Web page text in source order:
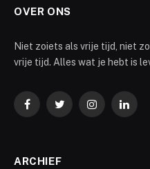
OVER ONS
Niet zoiets als vrije tijd, niet
vrije tijd. Alles wat je hebt is
FacebookTwitterInstagram
ARCHIEF